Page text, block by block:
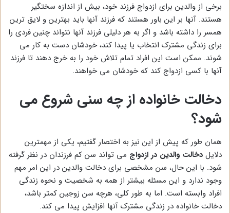
برخی از والدین برای ازدواج فرزند خود، بیش از اندازه سختگیر
هستند. آنها بر این باور هستند که فرزند آنها باید بهترین و لایق ترین
همسر را داشته باشد و اگر به هر دلیلی فرزند آنها نتواند چنین فردی را
برای زندگی مشترک انتخاب یا پیدا کند، خودشان دست به کار می
شوند. ممکن است این افراد تمام تلاش خود را به خرج دهند تا فرزند
آنها با کسی ازدواج کند که خودشان می خواهند.
دخالت خانواده از چه سنی شروع می
شود؟
همان طور که پیش از این نیز به اختصار گفتیم، یکی از مهمترین
دلایل دخالت والدین در ازدواج می تواند سن کم فرزندان در نظر گرفته
شود. با این حال، سن مشخصی برای دخالت والدین در این امر مهم
وجود ندارد و این مسئله بیشتر از همه به شخصیت و نحوه زندگی
افراد وابسته است. اما به طور کلی، هرچه سن زوجین کمتر باشد،
دخالت خانواده در زندگی مشترک آنها افزایش پیدا می کند.